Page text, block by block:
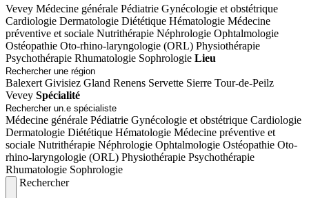
Vevey Médecine générale Pédiatrie Gynécologie et obstétrique
Cardiologie Dermatologie Diététique Hématologie Médecine
préventive et sociale Nutrithérapie Néphrologie Ophtalmologie
Ostéopathie Oto-rhino-laryngologie (ORL) Physiothérapie
Psychothérapie Rhumatologie Sophrologie Lieu
Balexert Givisiez Gland Renens Servette Sierre Tour-de-Peilz
Vevey Spécialité
Médecine générale Pédiatrie Gynécologie et obstétrique Cardiologie
Dermatologie Diététique Hématologie Médecine préventive et
sociale Nutrithérapie Néphrologie Ophtalmologie Ostéopathie Oto-
rhino-laryngologie (ORL) Physiothérapie Psychothérapie
Rhumatologie Sophrologie
Rechercher